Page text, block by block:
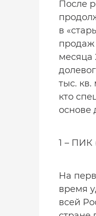
После
в
продаж
месяца
тыс.
кто
основе
1 – ПИК
На
время
всей